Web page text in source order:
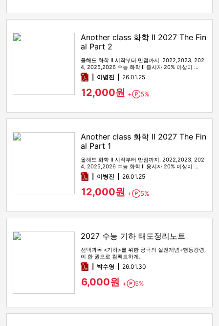
Another class 화학 II 2027 The Fin
al Part 2
올해도 화학 II 시작부터 만점까지. 2022,2023, 202
4, 2025,2026 수능 화학 II 응시자 20% 이상이 …
pdf이병진 26.01.25
12,000원 + Point
5%
Another class 화학 II 2027 The Fin
al Part 1
올해도 화학 II 시작부터 만점까지. 2022,2023, 202
4, 2025,2026 수능 화학 II 응시자 20% 이상이 …
pdf이병진 26.01.25
12,000원 + Point
5%
2027 수능 기하 태도정리노트
선택과목 <기하>를 위한 궁극의 실전개념+행동강령,
이 한 권으로 컴팩트하게.
pdf박수영 26.01.30
6,000원 + Point
5%